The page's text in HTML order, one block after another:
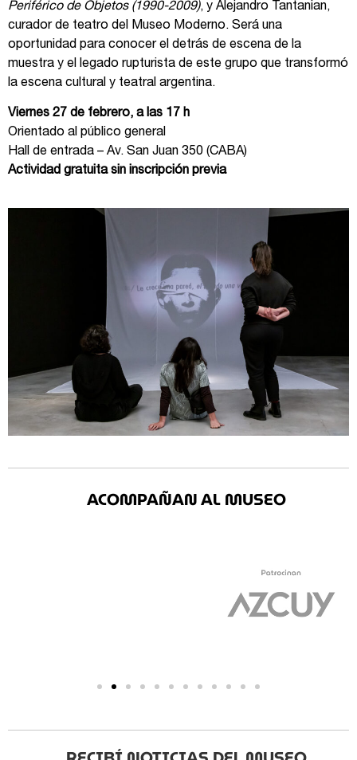
Periférico de Objetos (1990-2009), y Alejandro Tantanian,
curador de teatro del Museo Moderno. Será una
oportunidad para conocer el detrás de escena de la
muestra y el legado rupturista de este grupo que transformó
la escena cultural y teatral argentina.
Viernes 27 de febrero, a las 17 h
Orientado al público general
Hall de entrada – Av. San Juan 350 (CABA)
Actividad gratuita sin inscripción previa
ACOMPAÑAN AL MUSEO